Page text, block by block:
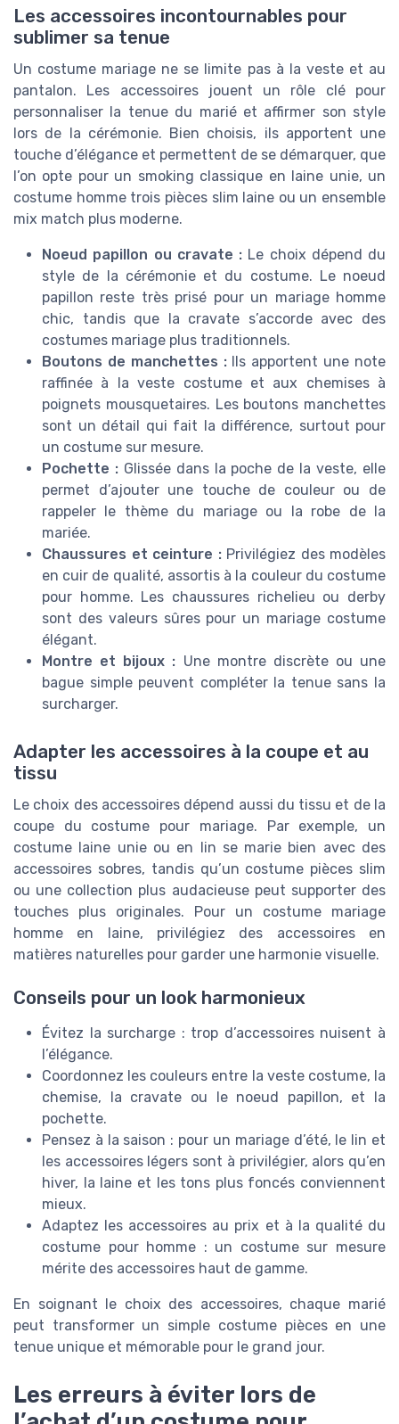
Les accessoires incontournables pour
sublimer sa tenue
Un costume mariage ne se limite pas à la veste et au
pantalon. Les accessoires jouent un rôle clé pour
personnaliser la tenue du marié et affirmer son style
lors de la cérémonie. Bien choisis, ils apportent une
touche d’élégance et permettent de se démarquer, que
l’on opte pour un smoking classique en laine unie, un
costume homme trois pièces slim laine ou un ensemble
mix match plus moderne.
Noeud papillon ou cravate : Le choix dépend du
style de la cérémonie et du costume. Le noeud
papillon reste très prisé pour un mariage homme
chic, tandis que la cravate s’accorde avec des
costumes mariage plus traditionnels.
Boutons de manchettes :Ils apportent une note
raffinée à la veste costume et aux chemises à
poignets mousquetaires. Les boutons manchettes
sont un détail qui fait la différence, surtout pour
un costume sur mesure.
Pochette :Glissée dans la poche de la veste, elle
permet d’ajouter une touche de couleur ou de
rappeler le thème du mariage ou la robe de la
mariée.
Chaussures et ceinture :Privilégiez des modèles
en cuir de qualité, assortis à la couleur du costume
pour homme. Les chaussures richelieu ou derby
sont des valeurs sûres pour un mariage costume
élégant.
Montre et bijoux : Une montre discrète ou une
bague simple peuvent compléter la tenue sans la
surcharger.
Adapter les accessoires à la coupe et au
tissu
Le choix des accessoires dépend aussi du tissu et de la
coupe du costume pour mariage. Par exemple, un
costume laine unie ou en lin se marie bien avec des
accessoires sobres, tandis qu’un costume pièces slim
ou une collection plus audacieuse peut supporter des
touches plus originales. Pour un costume mariage
homme en laine, privilégiez des accessoires en
matières naturelles pour garder une harmonie visuelle.
Conseils pour un look harmonieux
Évitez la surcharge : trop d’accessoires nuisent à
l’élégance.
Coordonnez les couleurs entre la veste costume, la
chemise, la cravate ou le noeud papillon, et la
pochette.
Pensez à la saison : pour un mariage d’été, le lin et
les accessoires légers sont à privilégier, alors qu’en
hiver, la laine et les tons plus foncés conviennent
mieux.
Adaptez les accessoires au prix et à la qualité du
costume pour homme : un costume sur mesure
mérite des accessoires haut de gamme.
En soignant le choix des accessoires, chaque marié
peut transformer un simple costume pièces en une
tenue unique et mémorable pour le grand jour.
Les erreurs à éviter lors de